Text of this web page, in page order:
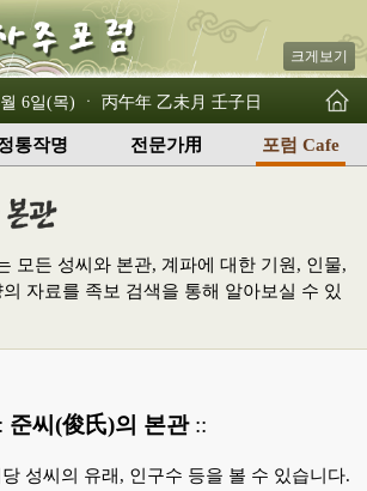
크게보기
6일(목) ㆍ 丙午年 乙未月 壬子日
통작명 전문가用 포럼 Cafe
모든 성씨와 본관, 계파에 대한 기원, 인물,
자료를 족보 검색을 통해 알아보실 수 있
준씨(俊氏)의 본관::
성씨의 유래, 인구수 등을 볼 수 있습니다.